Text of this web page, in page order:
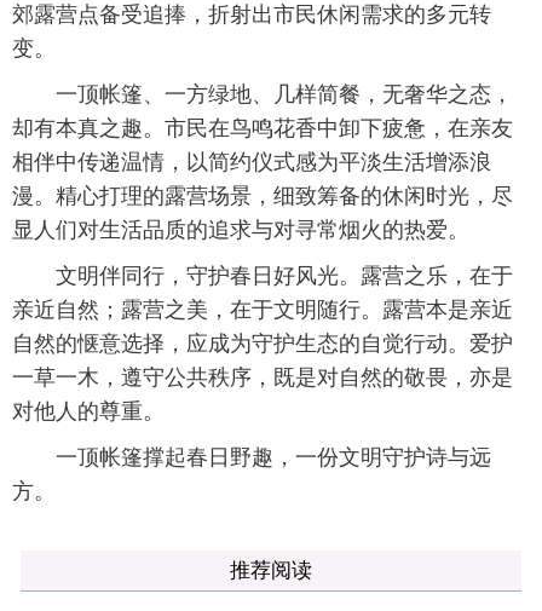
看天下
太原日报 太原晚报 热评 社区
郊露营点备受追捧，折射出市民休闲需求的多元转
变。
一顶帐篷、一方绿地、几样简餐，无奢华之态，
却有本真之趣。市民在鸟鸣花香中卸下疲惫，在亲友
相伴中传递温情，以简约仪式感为平淡生活增添浪
漫。精心打理的露营场景，细致筹备的休闲时光，尽
显人们对生活品质的追求与对寻常烟火的热爱。
文明伴同行，守护春日好风光。露营之乐，在于
亲近自然；露营之美，在于文明随行。露营本是亲近
自然的惬意选择，应成为守护生态的自觉行动。爱护
一草一木，遵守公共秩序，既是对自然的敬畏，亦是
对他人的尊重。
一顶帐篷撑起春日野趣，一份文明守护诗与远
方。
推荐阅读